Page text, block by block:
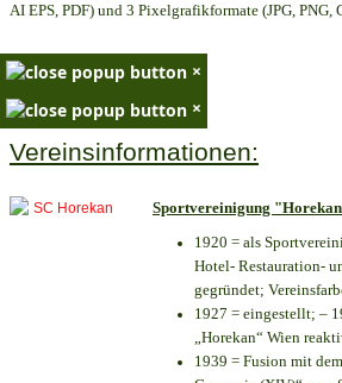
AI EPS, PDF) und 3 Pixelgrafikformate (JPG, PNG,
×
×
Vereinsinformationen:
Sportvereinigung
1920 = als
Hotel- Restauration-
gegründet;
1927 = eingestellt; –
„Horekan“ Wien
1939 = Fusion mit